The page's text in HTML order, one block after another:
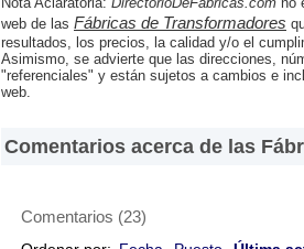
web de las Fábricas de Transformadores
resultados, los precios, la calidad y/o el
Asimismo, se advierte que las direcciones,
"referenciales" y están sujetos a cambios e
web.
Comentarios acerca de las
Comentarios (23)